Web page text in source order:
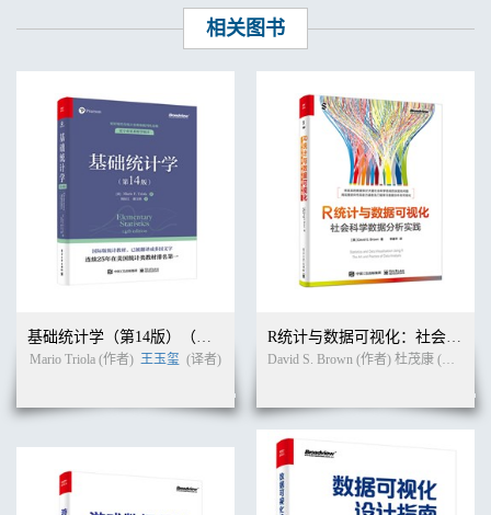
相关图书
基础统计学（第14版）（双色）
Mario Triola (作者) 王玉玺 (译者)
R统计与数据可视化：社会科学数据分析实践（全彩）
David S. Brown (作者) 杜茂康 (译者)